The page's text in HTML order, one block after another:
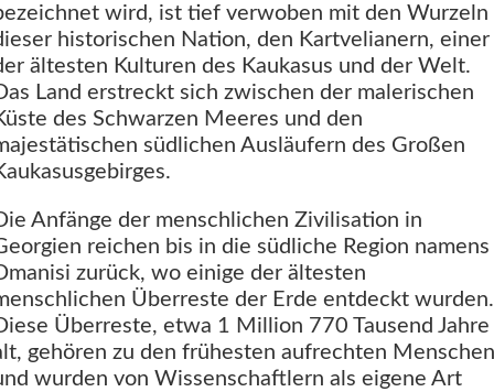
wird, ist tief verwoben mit den Wurzeln
historischen Nation, den Kartvelianern, einer
ältesten Kulturen des Kaukasus und der Welt.
Land erstreckt sich zwischen der malerischen
des Schwarzen Meeres und den
südlichen Ausläufern des Großen
Anfänge der menschlichen Zivilisation in
reichen bis in die südliche Region namens
zurück, wo einige der ältesten
Überreste der Erde entdeckt wurden.
Überreste, etwa 1 Million 770 Tausend Jahre
gehören zu den frühesten aufrechten Menschen
wurden von Wissenschaftlern als eigene Art